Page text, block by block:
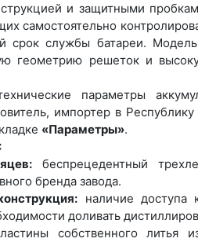
и защитными
самостоятельно
срок службы батареи.
геометрию решеток и
параметры
импортер в
«Параметры».
беспрецедентный
бренда завода.
наличие доступа
доливать
собственного литья